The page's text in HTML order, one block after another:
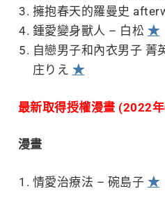
擁抱春天的羅曼史
鍾愛變身獸人 – 白松 ★
自戀男子和內衣男子 菁
庄りえ ★
最新取得授權漫畫 (2022
漫畫
情愛治療法 – 碗島子 ★